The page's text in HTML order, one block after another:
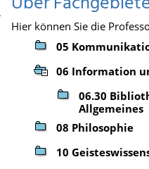
Hier können Sie die
05
06 Information
06.30
Allgemeines
08 Philosophie
10